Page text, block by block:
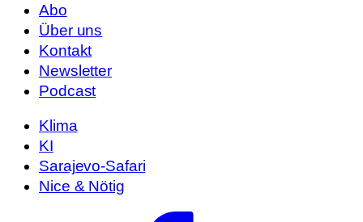
Abo
Über uns
Kontakt
Newsletter
Podcast
Klima
KI
Sarajevo-Safari
Nice & Nötig